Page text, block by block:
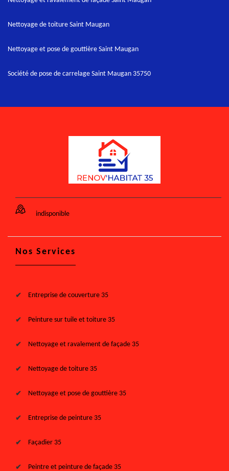
Nettoyage de toiture Saint Maugan
Nettoyage et pose de gouttière Saint Maugan
Société de pose de carrelage Saint Maugan 35750
indisponible
Nos Services
Entreprise de couverture 35
Peinture sur tuile et toiture 35
Nettoyage et ravalement de façade 35
Nettoyage de toiture 35
Nettoyage et pose de gouttière 35
Entreprise de peinture 35
Façadier 35
Peintre et peinture de façade 35